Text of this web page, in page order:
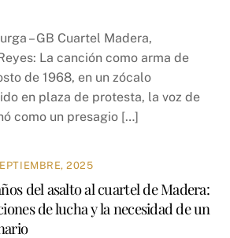
– GB Cuartel Madera,
La canción como arma de
de 1968, en un zócalo
en plaza de protesta, la voz de
como un presagio […]
2025
del asalto al cuartel de Madera:
de lucha y la necesidad de un